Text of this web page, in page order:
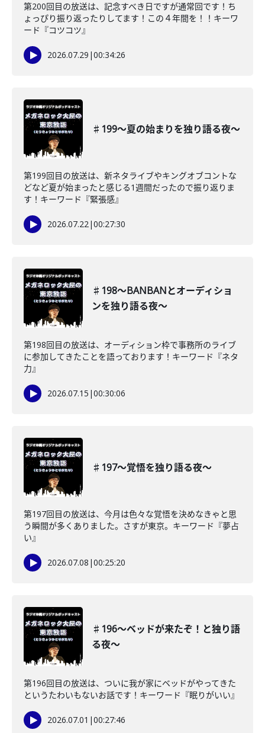
第200回目の放送は、記念すべき日ですが通常回です！ち
ょっぴり振り返ったりしてます！この４年間を！！キーワ
ード『コツコツ』
2026.07.29 |00:34:26
♯199〜夏の始まりを独り語る夜〜
第199回目の放送は、新ネタライブやキングオブコントな
どなど夏が始まったと感じる1週間だったので振り返りま
す！キーワード『緊張感』
2026.07.22|00:27:30
♯198〜BANBANとオーディショ
ンを独り語る夜〜
第198回目の放送は、オーディション枠で事務所のライブ
に参加してきたことを語っております！キーワード『ネタ
力』
2026.07.15 |00:30:06
♯197〜覚悟を独り語る夜〜
第197回目の放送は、今月は色々な覚悟を決めなきゃと思
う瞬間が多くありました。さすが東京。キーワード『夢占
い』
2026.07.08 |00:25:20
♯196〜ベッドが来たぞ！と独り語
る夜〜
第196回目の放送は、ついに我が家にベッドがやってきた
というたわいもないお話です！キーワード『眠りがいい』
2026.07.01 |00:27:46